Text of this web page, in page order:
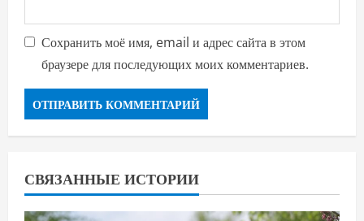
Сохранить моё имя, email и адрес сайта в этом
браузере для последующих моих комментариев.
СВЯЗАННЫЕ ИСТОРИИ